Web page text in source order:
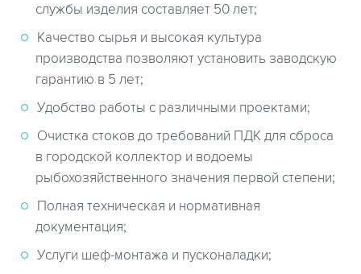
службы изделия составляет 50 лет;
Качество сырья и высокая культура
производства позволяют установить заводскую
гарантию в 5 лет;
Удобство работы с различными проектами;
Очистка стоков до требований ПДК для сброса
в городской коллектор и водоемы
рыбохозяйственного значения первой степени;
Полная техническая и нормативная
документация;
Услуги шеф-монтажа и пусконаладки;